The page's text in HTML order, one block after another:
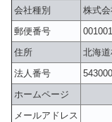
会社種別
株式会
郵便番号
住所
北海
法人番号
ホームページ
メールアドレス